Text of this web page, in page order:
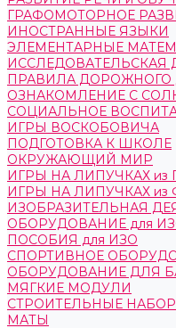
ГРАФОМОТОРНОЕ
ИНОСТРАННЫЕ ЯЗЫКИ
ЭЛЕМЕНТАРНЫЕ
ИССЛЕДОВАТЕЛЬСКАЯ
ПРАВИЛА
ОЗНАКОМЛЕНИЕ С
СОЦИАЛЬНОЕ
ИГРЫ ВОСКОБОВИЧА
ПОДГОТОВКА К ШКОЛЕ
ОКРУЖАЮЩИЙ МИР
ИГРЫ НА ЛИПУЧКАХ из
ИГРЫ НА ЛИПУЧКАХ из
ИЗОБРАЗИТЕЛЬНАЯ
ОБОРУДОВАНИЕ для
ПОСОБИЯ для ИЗО
СПОРТИВНОЕ
ОБОРУДОВАНИЕ ДЛЯ
МЯГКИЕ МОДУЛИ
СТРОИТЕЛЬНЫЕ
МАТЫ